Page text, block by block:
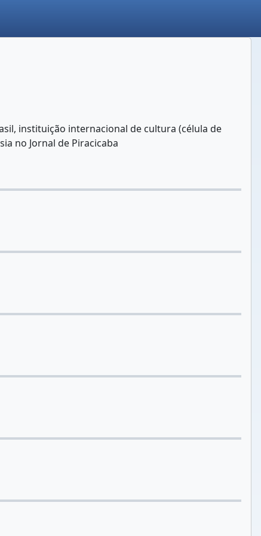
instituição internacional de cultura (célula de
no Jornal de Piracicaba